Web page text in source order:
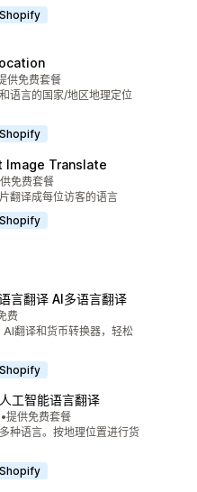
星）
论供免费套餐
语言的国家/地区地理定位
Image Translate
星）
免费套餐
翻译成每位访客的语言
言翻译 AI多语言翻译
）
论
费
翻译和货币转换器，轻松
工智能语言翻译
星）
论
•提供免费套餐
种语言。按地理位置进行货